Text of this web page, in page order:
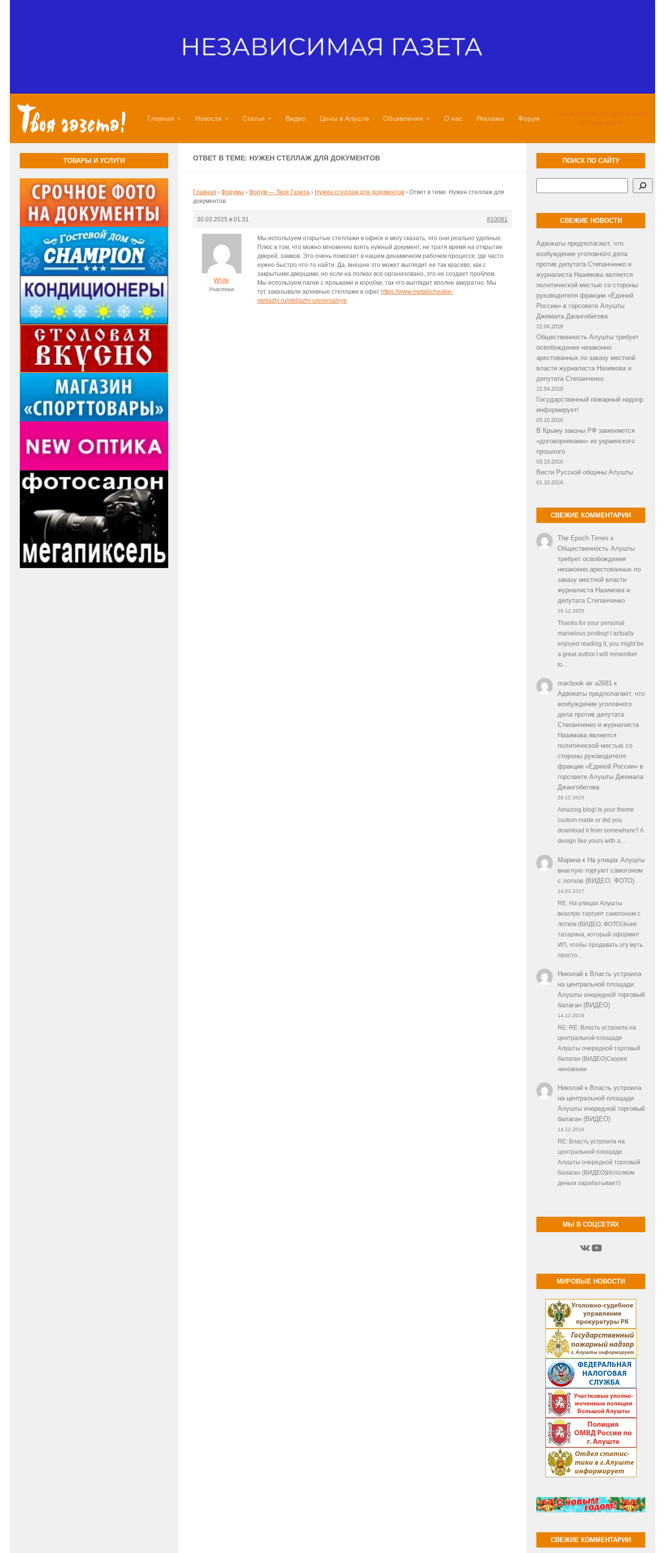
Главная Новости Статьи Видео Цены в Алуште Обьявления О нас Реклама Форум
Точный прогноз погоды в Алуште
world-weather.ru
ОТВЕТ В ТЕМЕ: НУЖЕН СТЕЛЛАЖ ДЛЯ ДОКУМЕНТОВ
Главная › Форумы › Форум — Твоя Газета › Нужен стеллаж для документов › Ответ в теме: Нужен стеллаж для
документов
30.03.2025 в 01:31 #10081
White
Участник
Мы используем открытые стеллажи в офисе и могу сказать, что они реально удобные.
Плюс в том, что можно мгновенно взять нужный документ, не тратя время на открытие
дверей, замков. Это очень помогает в нашем динамичном рабочем процессе, где часто
нужно быстро что-то найти. Да, внешне это может выглядит не так красиво, как с
закрытыми дверцами, но если на полках все организовано, это не создает проблем.
Мы используем папки с ярлыками и коробки, так что выглядит вполне аккуратно. Мы
тут заказывали архивные стеллажи в офис https://www.metallicheskie-
stellazhi.ru/stellazhi-universalnye
ТОВАРЫ И УСЛУГИ ПОИСК ПО САЙТУ
СВЕЖИЕ НОВОСТИ
Адвокаты предполагают, что
возбуждение уголовного дела
против депутата Степанченко и
журналиста Назимова является
политической местью со стороны
руководителя фракции «Единой
России» в горсовете Алушты
Джемала Джангобегова
22.04.2018
Общественность Алушты требует
освобождения незаконно
арестованных по заказу местной
власти журналиста Назимова и
депутата Степанченко
22.04.2018
Государственный пожарный надзор
информирует!
03.10.2016
В Крыму законы РФ заменяются
«договорняками» из украинского
прошлого
03.10.2016
Вести Русской общины Алушты
01.10.2016
СВЕЖИЕ КОММЕНТАРИИ
The Epoch Times к
Общественность Алушты
требует освобождения
незаконно арестованных по
заказу местной власти
журналиста Назимова и
депутата Степанченко
26.12.2025
Thanks for your personal
marvelous posting! I actually
enjoyed reading it, you might be
a great author.I will remember
to…
macbook air a2681к
Адвокаты предполагают, что
возбуждение уголовного
дела против депутата
Степанченко и журналиста
Назимова является
политической местью со
стороны руководителя
фракции «Единой России» в
горсовете Алушты Джемала
Джангобегова
26.12.2025
Amazing blog! Is your theme
custom made or did you
download it from somewhere? A
design like yours with a…
Маринак На улицах Алушты
внаглую торгуют самогоном
с лотков (ВИДЕО, ФОТО)
14.03.2017
RE: На улицах Алушты
внаглую торгуют самогоном с
лотков (ВИДЕО, ФОТО)Знаю
татарина, который оформил
ИП, чтобы продавать эту муть.
просто…
Николайк Власть устроила
на центральной площади
Алушты очередной торговый
балаган (ВИДЕО)
14.12.2016
RE: RE: Власть устроила на
центральной площади
Алушты очередной торговый
балаган (ВИДЕО)Скорее
чиновники
Николайк Власть устроила
на центральной площади
Алушты очередной торговый
балаган (ВИДЕО)
14.12.2016
RE: Власть устроила на
центральной площади
Алушты очередной торговый
балаган (ВИДЕО)Исполком
деньги зарабатывает)
МЫ В СОЦСЕТЯХ
ВКонтакте
YouTube
МИРОВЫЕ НОВОСТИ
СВЕЖИЕ КОММЕНТАРИИ